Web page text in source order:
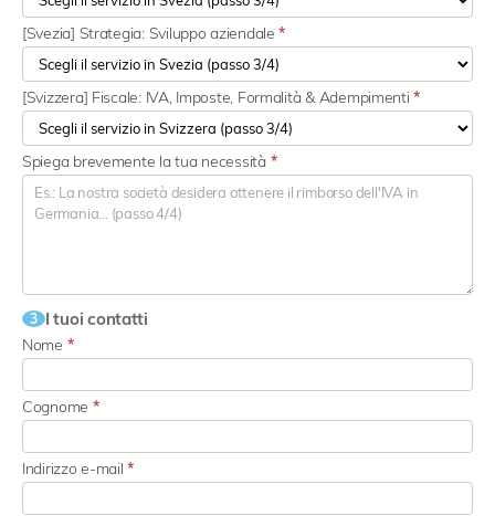
[Svezia] Strategia: Sviluppo aziendale*
[Svizzera] Fiscale: IVA, Imposte, Formalità & Adempimenti*
Spiega brevemente la tua necessità *
3 I tuoi contatti
Nome *
Cognome *
Indirizzo e-mail*